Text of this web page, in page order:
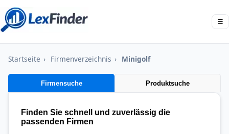
☰
Startseite › Firmenverzeichnis › Minigolf
Firmensuche Produktsuche
Finden Sie schnell und zuverlässig die
passenden Firmen